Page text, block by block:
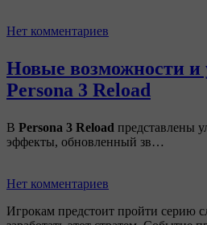
Нет комментариев
Новые возможности и
Persona 3 Reload
В Persona 3 Reload представлены
эффекты, обновленный зв…
Нет комментариев
Игрокам предстоит пройти серию